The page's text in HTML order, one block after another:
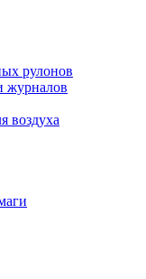
рулонов
журналов
воздуха